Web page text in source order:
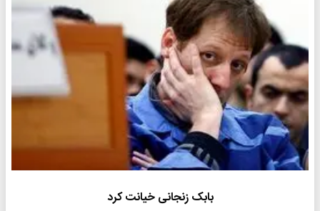
بابک زنجانی خیانت کرد